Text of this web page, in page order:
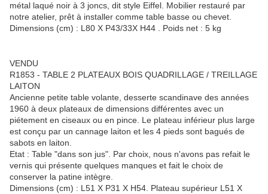
métal laqué noir à 3 joncs, dit style Eiffel. Mobilier restauré par
notre atelier, prêt à installer comme table basse ou chevet.
Dimensions (cm) : L80 X P43/33X H44 . Poids net : 5 kg
VENDU
R1853 - TABLE 2 PLATEAUX BOIS QUADRILLAGE / TREILLAGE
LAITON
Ancienne petite table volante, desserte scandinave des années
1960 à deux plateaux de dimensions différentes avec un
piétement en ciseaux ou en pince. Le plateau inférieur plus large
est conçu par un cannage laiton et les 4 pieds sont bagués de
sabots en laiton.
Etat : Table "dans son jus". Par choix, nous n'avons pas refait le
vernis qui présente quelques manques et fait le choix de
conserver la patine intègre.
Dimensions (cm) : L51 X P31 X H54. Plateau supérieur L51 X